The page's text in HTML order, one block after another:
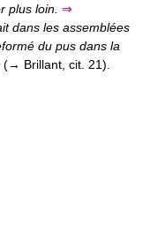
plus loin. ⇒
dans les assemblées
du pus dans la
(→ Brillant, cit. 21).